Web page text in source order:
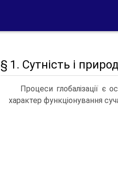
§ 1. Сутність і
Процеси глобалізації є
характер функціо­нування